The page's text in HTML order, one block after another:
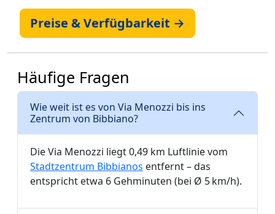
Preise & Verfügbarkeit →
Häufige Fragen
Wie weit ist es von Via Menozzi bis ins
Zentrum von Bibbiano?
Die Via Menozzi liegt 0,49 km Luftlinie vom
Stadtzentrum Bibbianos entfernt – das
entspricht etwa 6 Gehminuten (bei Ø 5 km/h).